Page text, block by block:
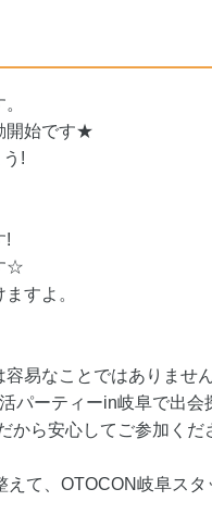
開始です★
!
!
☆
すよ。
易なことではありません
パーティーin岐阜で出
から安心してご参加くだ
て、OTOCON岐阜ス